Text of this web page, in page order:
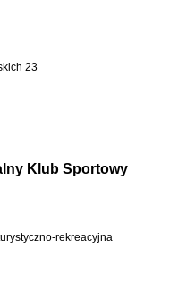
23
Klub Sportowy
rekreacyjna